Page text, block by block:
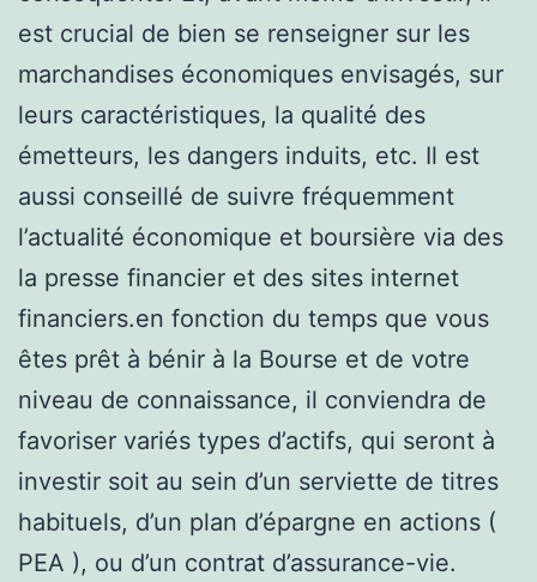
est crucial de bien se renseigner sur les
marchandises économiques envisagés, sur
leurs caractéristiques, la qualité des
émetteurs, les dangers induits, etc. Il est
aussi conseillé de suivre fréquemment
l’actualité économique et boursière via des
la presse financier et des sites internet
financiers.en fonction du temps que vous
êtes prêt à bénir à la Bourse et de votre
niveau de connaissance, il conviendra de
favoriser variés types d’actifs, qui seront à
investir soit au sein d’un serviette de titres
habituels, d’un plan d’épargne en actions (
PEA ), ou d’un contrat d’assurance-vie.